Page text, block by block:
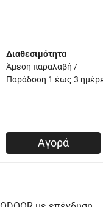
Διαθεσιμότητα
Άμεση παραλαβή /
Παράδoση 1 έως 3
Αγορά